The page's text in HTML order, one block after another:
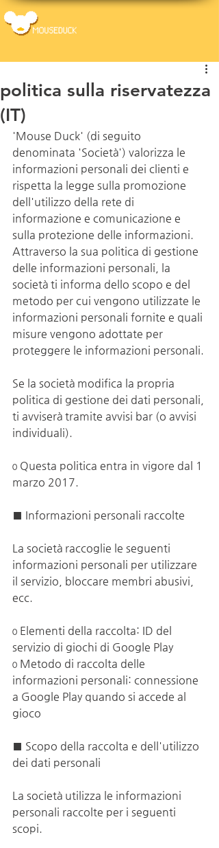
politica sulla riservatezza
(IT)
'Mouse Duck' (di seguito
denominata 'Società') valorizza le
informazioni personali dei clienti e
rispetta la legge sulla promozione
dell'utilizzo della rete di
informazione e comunicazione e
sulla protezione delle informazioni.
Attraverso la sua politica di gestione
delle informazioni personali, la
società ti informa dello scopo e del
metodo per cui vengono utilizzate le
informazioni personali fornite e quali
misure vengono adottate per
proteggere le informazioni personali.
Se la società modifica la propria
politica di gestione dei dati personali,
ti avviserà tramite avvisi bar (o avvisi
individuali).
ο Questa politica entra in vigore dal 1
marzo 2017.
■ Informazioni personali raccolte
La società raccoglie le seguenti
informazioni personali per utilizzare
il servizio, bloccare membri abusivi,
ecc.
ο Elementi della raccolta: ID del
servizio di giochi di Google Play
ο Metodo di raccolta delle
informazioni personali: connessione
a Google Play quando si accede al
gioco
■ Scopo della raccolta e dell'utilizzo
dei dati personali
La società utilizza le informazioni
personali raccolte per i seguenti
scopi.